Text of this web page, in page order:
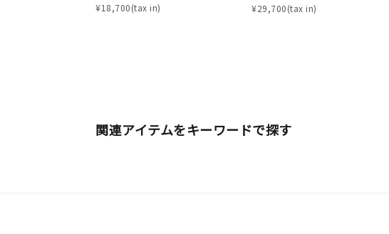
¥18,700(tax in) ¥29,700(tax in)
関連アイテムをキーワードで探す